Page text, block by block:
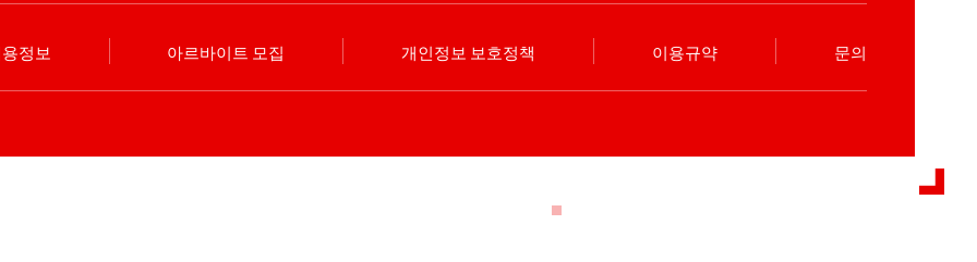
정보 아르바이트 모집 개인정보 보호정책 이용규약 문의